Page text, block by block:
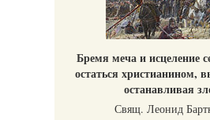
Бремя меча и исцеление
остаться христианином,
останавливая
Свящ. Леонид